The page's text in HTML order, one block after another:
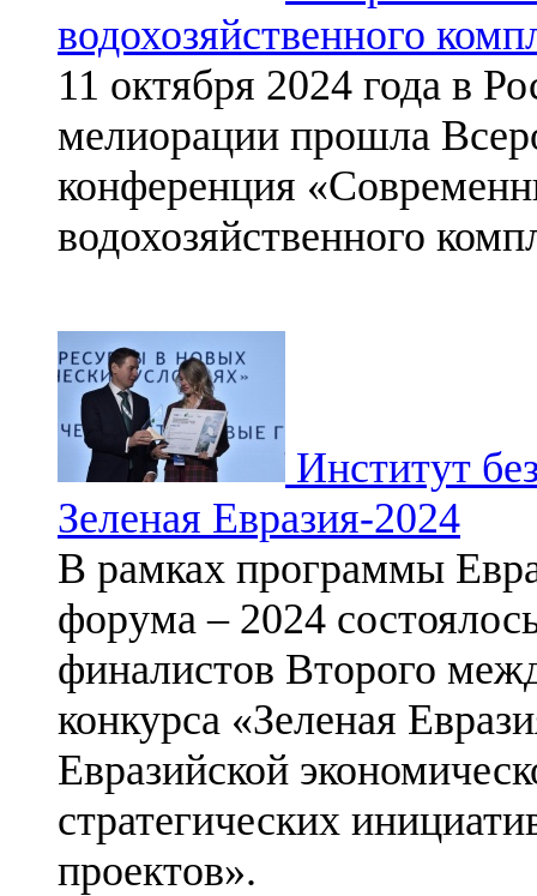
водохозяйственного
11 октября 2024 года в
мелиорации прошла
конференция
водохозяйственного
Институт
Зеленая Евразия-2024
В рамках программы
форума – 2024
финалистов Второго
конкурса «Зеленая
Евразийской
стратегических
проектов».